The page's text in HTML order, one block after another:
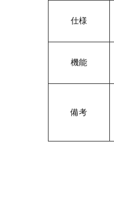
仕様
機能
備考